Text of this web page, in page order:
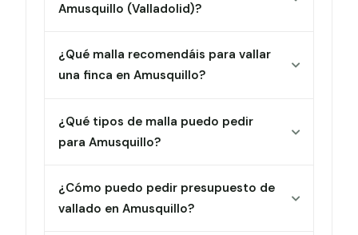
Amusquillo (Valladolid)?
¿Qué malla recomendáis para vallar
una finca en Amusquillo?
¿Qué tipos de malla puedo pedir
para Amusquillo?
¿Cómo puedo pedir presupuesto de
vallado en Amusquillo?